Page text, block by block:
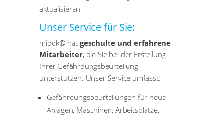
aktualisieren
Unser Service für Sie:
midok® hat geschulte und erfahrene
Mitarbeiter, die Sie bei der Erstellung
Ihrer Gefährdungsbeurteilung
unterstützen. Unser Service umfasst:
Gefährdungsbeurteilungen für neue
Anlagen, Maschinen, Arbeitsplätze,